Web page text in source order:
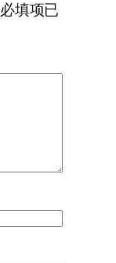
必填项已